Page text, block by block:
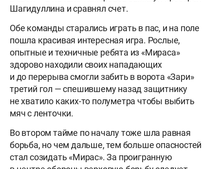
Шагидуллина и сравнял счет.
Обе команды старались играть в пас, и на поле
пошла красивая интересная игра. Рослые,
опытные и техничные ребята из «Мираса»
здорово находили своих нападающих
и до перерыва смогли забить в ворота «Зари»
третий гол — спешившему назад защитнику
не хватило каких-то полуметра чтобы выбить
мяч с ленточки.
Во втором тайме по началу тоже шла равная
борьба, но чем дальше, тем больше опасностей
стал созидать «Мирас». За проигранную